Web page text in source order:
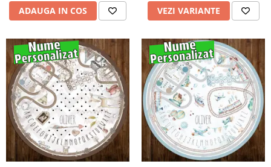
Resigilate
ADAUGA IN COS VEZI VARIANTE